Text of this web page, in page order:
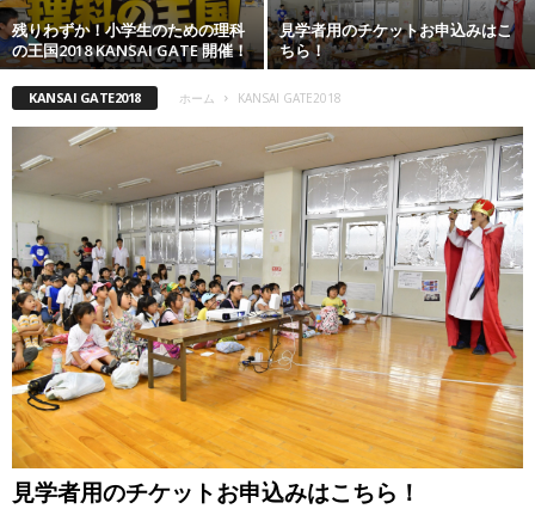
残りわずか！小学生のための理科
の王国2018 KANSAI GATE 開催！
見学者用のチケットお申込みはこ
ちら！
KANSAI GATE2018 ホーム KANSAI GATE2018
見学者用のチケットお申込みはこちら！